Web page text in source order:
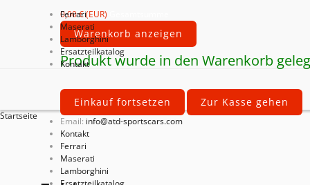
0,00 € (EUR)
Warenkorb anzeigen
Produkt wurde in den Warenkorb
Einkauf fortsetzen Zur Kasse gehen
Email: info@atd-sportscars.com
Kontakt
Ferrari
Maserati
Lamborghini
Ferrari
Maserati
Lamborghini
Ersatzteilkatalog
Kontakt
Startseite